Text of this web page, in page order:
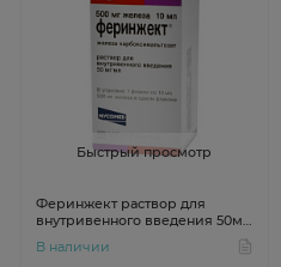
Быстрый просмотр
Феринжект раствор для
внутривенного введения 50мг/
В наличии